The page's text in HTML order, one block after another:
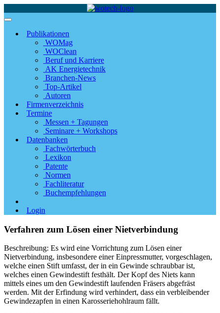
Publikationen
WOMag
WOClean
Beruf und Karriere
AK Energietechnik
Branchen-News
Top-Artikel
Autoren
Firmenverzeichnis
Termine
Messen + Tagungen
Seminare + Workshops
Datenbanken
Fachwörterbuch
Lexikon
Patente
Normen
Fachliteratur
Buchempfehlungen
Login
Verfahren zum Lösen einer Nietverbindung
Beschreibung: Es wird eine Vorrichtung zum Lösen einer
Nietverbindung, insbesondere einer Einpressmutter, vorgeschlagen,
welche einen Stift umfasst, der in ein Gewinde schraubbar ist,
welches einen Gewindestift festhält. Der Kopf des Niets kann
mittels eines um den Gewindestift laufenden Fräsers abgefräst
werden. Mit der Erfindung wird verhindert, dass ein verbleibender
Gewindezapfen in einen Karosseriehohlraum fällt.